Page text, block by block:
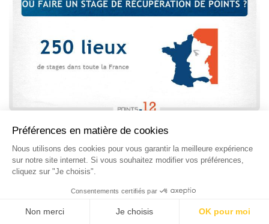
Vous trouverez sans grande difficulté des stages permis à
points dans les plus grandes agglomérations françaises.
Lyon
Les stages de récupération de points à Lyon bénéficient tous
département du Rhône lorsque toutes les modalités ont été